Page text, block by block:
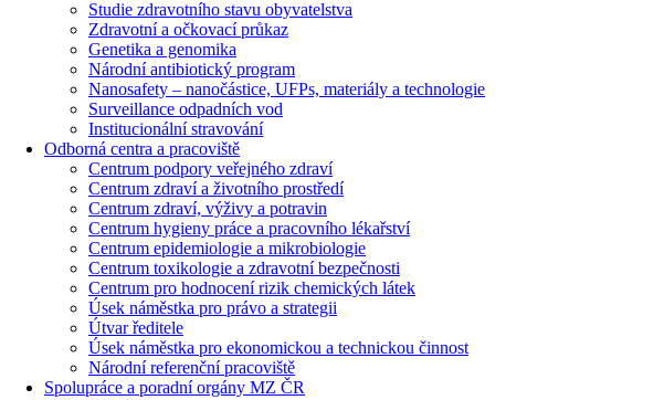
Studie zdravotního stavu obyvatelstva
Zdravotní a očkovací průkaz
Genetika a genomika
Národní antibiotický program
Nanosafety – nanočástice, UFPs, materiály a technologie
Surveillance odpadních vod
Institucionální stravování
Odborná centra a pracoviště
Centrum podpory veřejného zdraví
Centrum zdraví a životního prostředí
Centrum zdraví, výživy a potravin
Centrum hygieny práce a pracovního lékařství
Centrum epidemiologie a mikrobiologie
Centrum toxikologie a zdravotní bezpečnosti
Centrum pro hodnocení rizik chemických látek
Úsek náměstka pro právo a strategii
Útvar ředitele
Úsek náměstka pro ekonomickou a technickou činnost
Národní referenční pracoviště
Spolupráce a poradní orgány MZ ČR